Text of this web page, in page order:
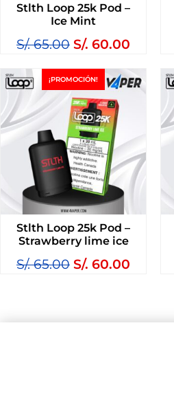
Stlth Loop 25k Pod –
Ice Mint
S/.65.00 S/. 60.00
¡PROMOCIÓN!
Stlth Loop 25k Pod –
Strawberry lime ice
S/.65.00 S/. 60.00